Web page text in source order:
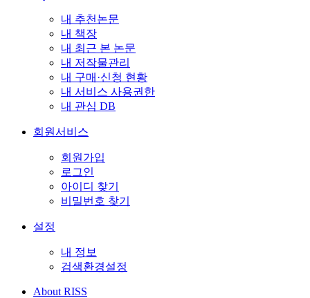
내 추천논문
내 책장
내 최근 본 논문
내 저작물관리
내 구매·신청 현황
내 서비스 사용권한
내 관심 DB
회원서비스
회원가입
로그인
아이디 찾기
비밀번호 찾기
설정
내 정보
검색환경설정
About RISS